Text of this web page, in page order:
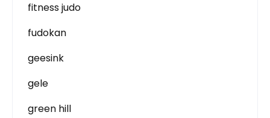
fitness judo
fudokan
geesink
gele
green hill